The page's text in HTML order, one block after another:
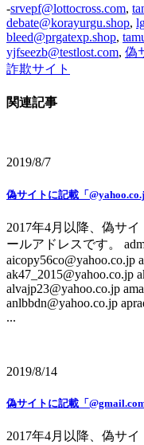
-srvepf@lottocross.com,
debate@korayurgu.shop,
bleed@prgatexp.shop,
yjfseezb@testlost.com, 偽
詐欺サイト
関連記事
2019/8/7
偽サイトに記載「
2017年4月以降、偽サイ
ールアドレスです。
aicopy56co@yahoo.co.jp
ak47_2015@yahoo.co.jp
alvajp23@yahoo.co.jp
anlbbdn@yahoo.co.jp
...
2019/8/14
偽サイトに記載「
2017年4月以降、偽サ